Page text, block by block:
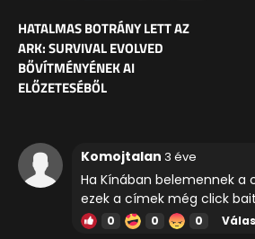
HATALMAS BOTRÁNY LETT AZ
ARK: SURVIVAL EVOLVED
BŐVÍTMÉNYÉNEK AI
ELŐZETESÉBŐL
Komojtalan 3 éve
Ha Kínában belemennek a
ezek a címek még click
0 0 0